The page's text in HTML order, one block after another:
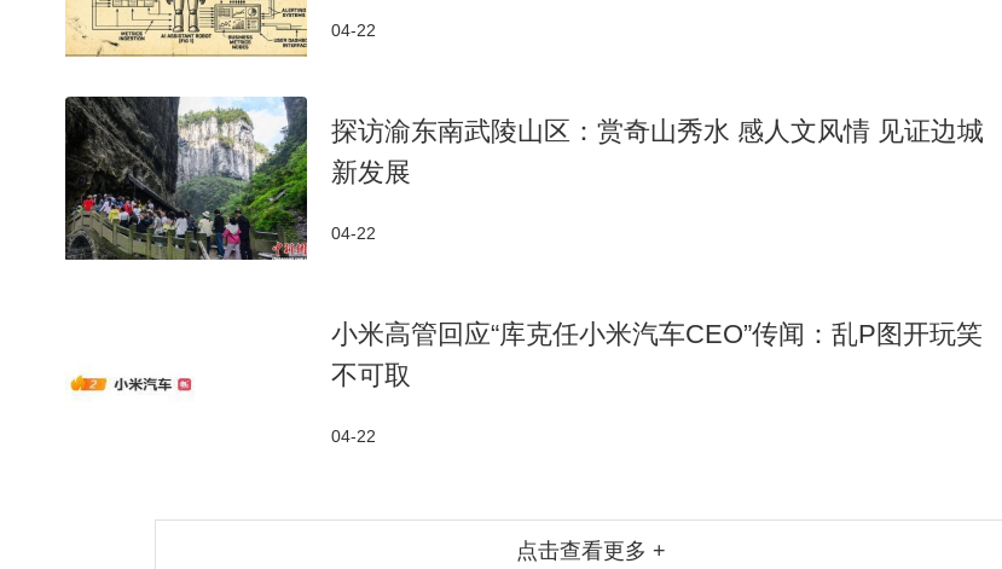
04-22
探访渝东南武陵山区：赏奇山秀水 感人文风情 见证边城
新发展
04-22
小米高管回应“库克任小米汽车CEO”传闻：乱P图开玩笑
不可取
04-22
点击查看更多 +